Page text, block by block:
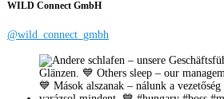
WILD Connect GmbH
@wild_connect_gmbh